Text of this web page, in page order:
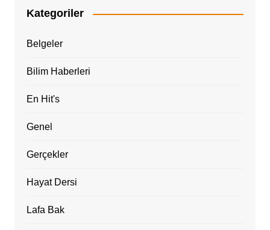
Kategoriler
Belgeler
Bilim Haberleri
En Hit's
Genel
Gerçekler
Hayat Dersi
Lafa Bak